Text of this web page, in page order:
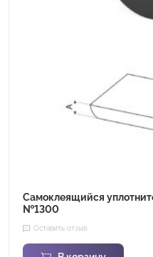
Самоклеящийся
№1300
Оставить отзыв